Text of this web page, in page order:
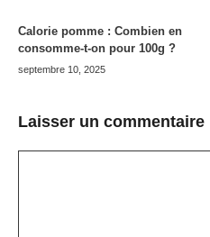
Calorie pomme : Combien en
consomme-t-on pour 100g ?
septembre 10, 2025
Laisser un commentaire